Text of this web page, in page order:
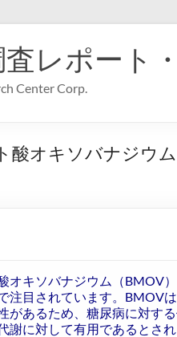
レポート
Center Corp.
酸オキソバナジウ
オキソバナジウム（BMOV
注目されています。BMOV
があるため、糖尿病に対す
謝に対して有用であるとさ